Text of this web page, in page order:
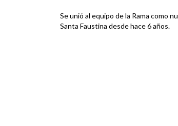
Se unió al equipo de la Rama como
Santa Faustina desde hace 6 años.